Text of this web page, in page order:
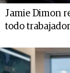
Jamie Dimon
todo